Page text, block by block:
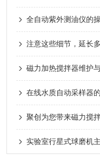
全自动紫外测油仪的
注意这些细节，延长
磁力加热搅拌器维护
在线水质自动采样器
聚创为您带来磁力搅
实验室行星式球磨机